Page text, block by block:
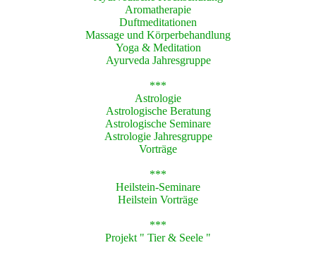
Aromatherapie
Duftmeditationen
Massage und Körperbehandlung
Yoga & Meditation
Ayurveda Jahresgruppe
***
Astrologie
Astrologische Beratung
Astrologische Seminare
Astrologie Jahresgruppe
Vorträge
***
Heilstein-Seminare
Heilstein Vorträge
***
Projekt " Tier & Seele "